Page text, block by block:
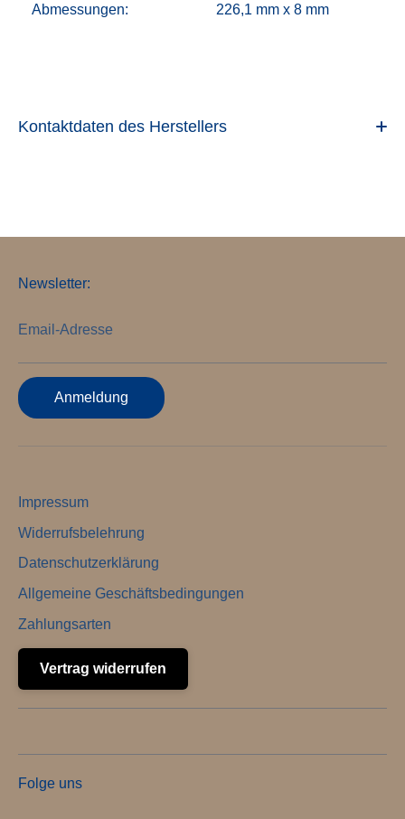
Abmessungen: 226,1 mm x 8 mm
Kontaktdaten des Herstellers
Newsletter:
Email-Adresse
Anmeldung
Impressum
Widerrufsbelehrung
Datenschutzerklärung
Allgemeine Geschäftsbedingungen
Zahlungsarten
Vertrag widerrufen
Folge uns